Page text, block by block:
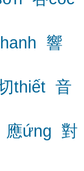
響
thiết 音
應ứng 對